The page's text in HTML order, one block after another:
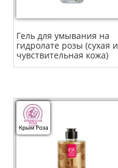
Гель для умывания на
гидролате розы (сухая и
чувствительная кожа)